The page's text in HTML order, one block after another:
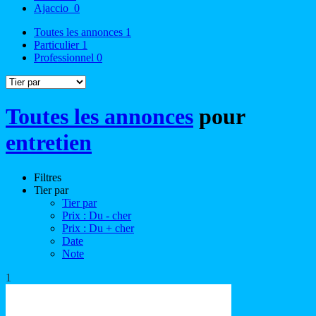
Ajaccio 0
Toutes les annonces 1
Particulier 1
Professionnel 0
Toutes les annonces pour
entretien
Filtres
Tier par
Tier par
Prix : Du - cher
Prix : Du + cher
Date
Note
1